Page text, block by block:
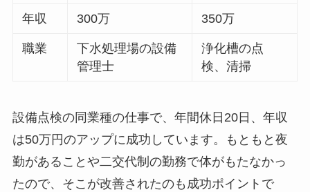
年収 300万 350万
職業
下水処理場の設備
管理士
浄化槽の点
検、清掃
設備点検の同業種の仕事で、年間休日20日、年収
は50万円のアップに成功しています。もともと夜
勤があることや二交代制の勤務で体がもたなかっ
たので、そこが改善されたのも成功ポイントで